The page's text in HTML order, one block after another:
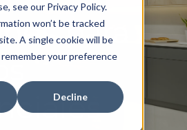
see our Privacy Policy.
won’t be tracked
A single cookie will be
your preference
Decline
para